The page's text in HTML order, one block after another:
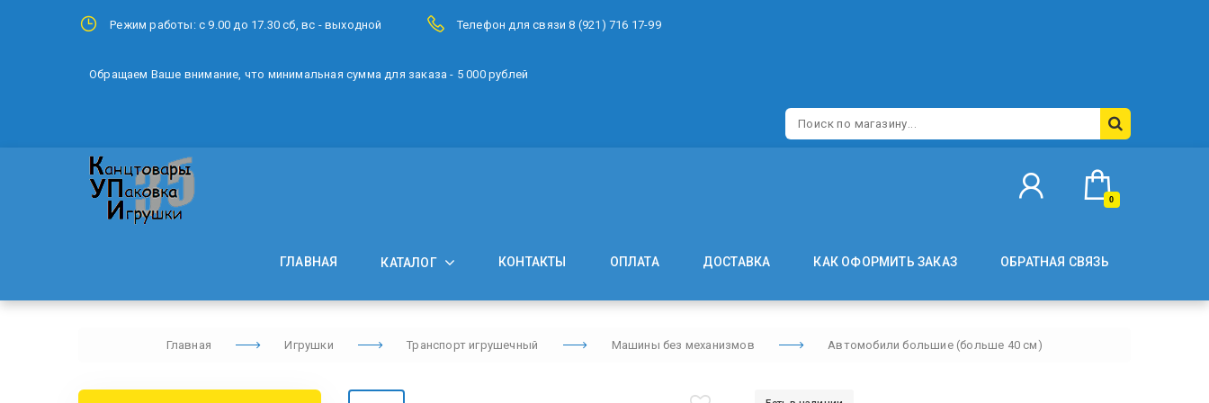
Режим работы: с 9.00 до 17.30 сб, вс - выходной Телефон для связи 8 (921) 716 17-99
Обращаем Ваше внимание, что минимальная сумма для заказа - 5 000 рублей
0
ГЛАВНАЯ КАТАЛОГ КОНТАКТЫ ОПЛАТА ДОСТАВКА КАК ОФОРМИТЬ ЗАКАЗ ОБРАТНАЯ СВЯЗЬ
Главная Игрушки Транспорт игрушечный Машины без механизмов Автомобили большие (больше 40 см)